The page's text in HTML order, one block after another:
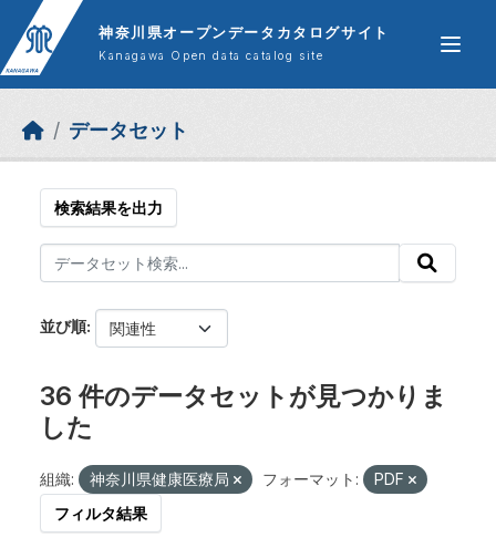
Skip to main content
神奈川県オープンデータカタログサイト
Kanagawa Open data catalog site
データセット
検索結果を出力
並び順
36 件のデータセットが見つかりま
した
組織: 神奈川県健康医療局 フォーマット:
PDF
フィルタ結果